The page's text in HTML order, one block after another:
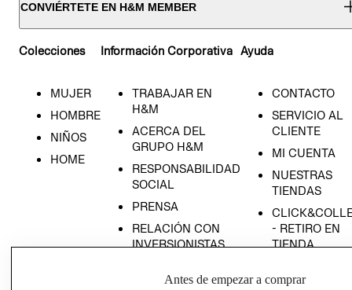
CONVIÉRTETE EN H&M MEMBER
Colecciones
MUJER
HOMBRE
NIÑOS
HOME
Información Corporativa
TRABAJAR EN
H&M
ACERCA DEL
GRUPO H&M
RESPONSABILIDAD
SOCIAL
PRENSA
RELACIÓN CON
INVERSIONISTAS
EMPRESARIAL
Ayuda
CONTACTO
SERVICIO AL
CLIENTE
MI CUENTA
NUESTRAS
TIENDAS
- RETIRO EN
TIENDA
CONDICIONES
Antes de empezar a comprar